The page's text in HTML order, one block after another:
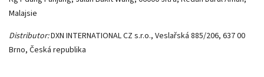
Malajsie
Distributor:DXN INTERNATIONAL CZ s.r.o., Veslařská 885/206, 637 00
Brno, Česká republika